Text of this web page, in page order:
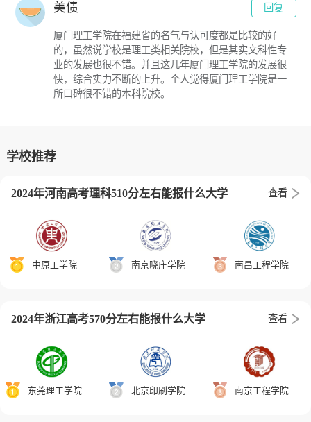
美债 回复
厦门理工学院在福建省的名气与认可度都是比较的好
的，虽然说学校是理工类相关院校，但是其实文科性专
业的发展也很不错。并且这几年厦门理工学院的发展很
快，综合实力不断的上升。个人觉得厦门理工学院是一
所口碑很不错的本科院校。
学校推荐
2024年河南高考理科510分左右能报什么大学 查看
中原工学院 南京晓庄学院 南昌工程学院
2024年浙江高考570分左右能报什么大学 查看
东莞理工学院 北京印刷学院 南京工程学院